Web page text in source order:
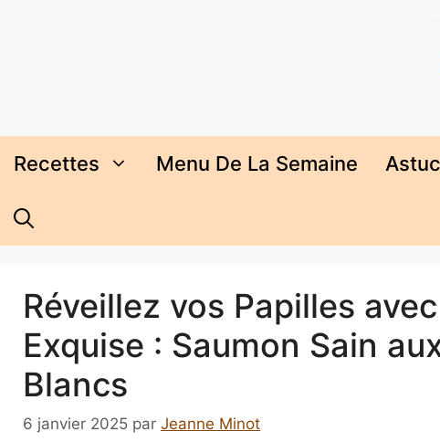
Recettes Menu De La Semaine
Réveillez vos Papilles
Exquise : Saumon Sain
Blancs
6 janvier 2025 par Jeanne Minot